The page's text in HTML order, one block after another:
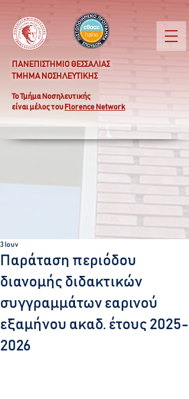
ΠΑΝΕΠΙΣΤΗΜΙΟ ΘΕΣΣΑΛΙΑΣ
ΤΜΗΜΑ ΝΟΣΗΛΕΥΤΙΚΗΣ
Το Τμήμα Νοσηλευτικής
είναι μέλος του Florence Network
Παράταση περιόδου
διανομής διδακτικών
συγγραμμάτων εαρινού
εξαμήνου ακαδ. έτους 2025-
2026
3 Ιουν